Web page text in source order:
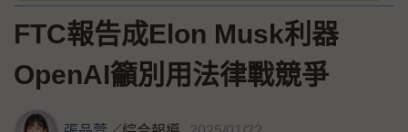
FTC報告成Elon Musk利器
OpenAI籲別用法律戰競爭